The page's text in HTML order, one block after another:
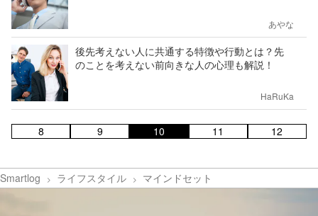
あやな
後先考えない人に共通する特徴や行動とは？先
のことを考えない前向きな人の心理も解説！
HaRuKa
8 9 10 11 12
Smartlog ライフスタイル マインドセット